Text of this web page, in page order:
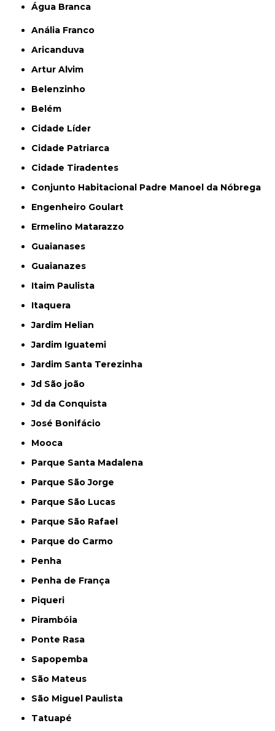
Água Branca
Anália Franco
Aricanduva
Artur Alvim
Belenzinho
Belém
Cidade Líder
Cidade Patriarca
Cidade Tiradentes
Conjunto Habitacional Padre Manoel da Nóbrega
Engenheiro Goulart
Ermelino Matarazzo
Guaianases
Guaianazes
Itaim Paulista
Itaquera
Jardim Helian
Jardim Iguatemi
Jardim Santa Terezinha
Jd São joão
Jd da Conquista
José Bonifácio
Mooca
Parque Santa Madalena
Parque São Jorge
Parque São Lucas
Parque São Rafael
Parque do Carmo
Penha
Penha de França
Piqueri
Pirambóia
Ponte Rasa
Sapopemba
São Mateus
São Miguel Paulista
Tatuapé